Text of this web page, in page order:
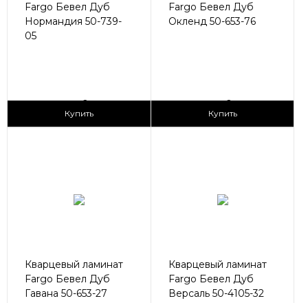
Fargo Бевел Дуб
Нормандия 50-739-
05
2
Купить
Fargo Бевел Дуб
Окленд 50-653-76
2
Купить
Кварцевый ламинат
Fargo Бевел Дуб
Гавана 50-653-27
Кварцевый ламинат
Fargo Бевел Дуб
Версаль 50-4105-32